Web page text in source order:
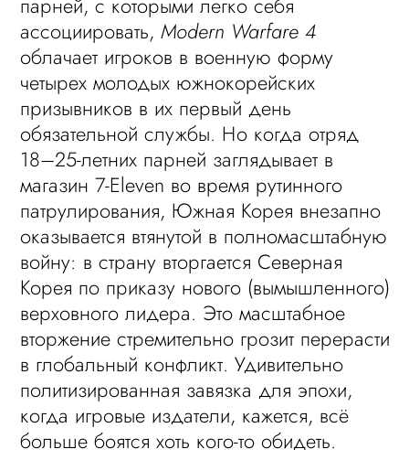
ассоциировать,Modern Warfare 4
облачает игроков в военную форму
четырех молодых южнокорейских
призывников в их первый день
обязательной службы. Но когда отряд
18–25-летних парней заглядывает в
магазин 7-Eleven во время рутинного
патрулирования, Южная Корея внезапно
оказывается втянутой в полномасштабную
войну: в страну вторгается Северная
Корея по приказу нового (вымышленного)
верховного лидера. Это масштабное
вторжение стремительно грозит перерасти
в глобальный конфликт. Удивительно
политизированная завязка для эпохи,
когда игровые издатели, кажется, всё
больше боятся хоть кого-то обидеть.